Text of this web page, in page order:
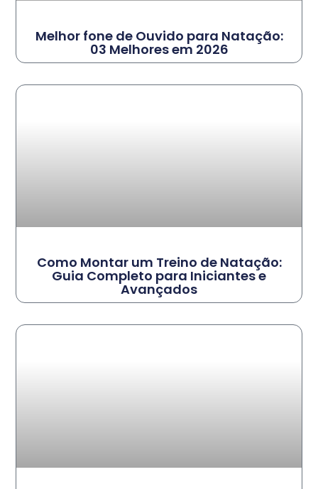
Melhor fone de Ouvido para Natação:
03 Melhores em 2026
Como Montar um Treino de Natação:
Guia Completo para Iniciantes e
Avançados